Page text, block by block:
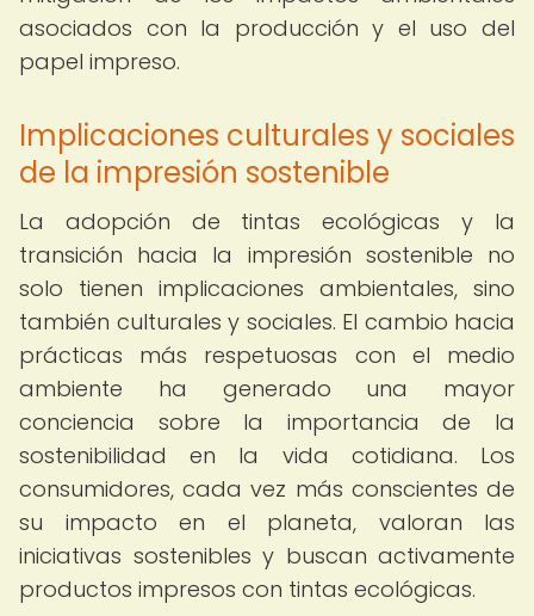
asociados con la producción y el uso del
papel impreso.
Implicaciones culturales y sociales
de la impresión sostenible
La adopción de tintas ecológicas y la
transición hacia la impresión sostenible no
solo tienen implicaciones ambientales, sino
también culturales y sociales. El cambio hacia
prácticas más respetuosas con el medio
ambiente ha generado una mayor
conciencia sobre la importancia de la
sostenibilidad en la vida cotidiana. Los
consumidores, cada vez más conscientes de
su impacto en el planeta, valoran las
iniciativas sostenibles y buscan activamente
productos impresos con tintas ecológicas.